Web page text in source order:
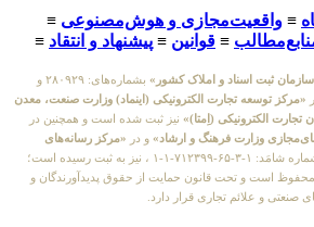
≡ واقعیت‌مجازی و هوش‌مصنوعی ≡
≡ قوانین ≡ پیشنهاد و انتقاد ≡
ثبت اسناد و املاک کشور»
بشماره‌های: ۲۸۰۹۲۹ و
«مرکز توسعه تجارت الکترونیکی (اینماد) وزارت صنعت، معدن
تجارت الکترونیکی (اِمتا)» نیز ثبت شده است و همچنین در
وزارت فرهنگ و ارشاد» و در «مرکز رسانه‌های
بشماره شامَد: ۱-۳-۶۵-۷۱۲۳۹۹-۱-۱ ، نیز به ثبت رسیده است؛
محفوظ است و تحت قانون حمایت از حقوق پدیدآورندگان و
صنعتی و علائم تجاری قرار دارد.